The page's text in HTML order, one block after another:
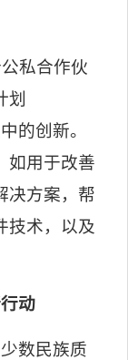
私合作伙
划
的创新。
如用于改善
决方案，帮
技术，以及
动
数民族质